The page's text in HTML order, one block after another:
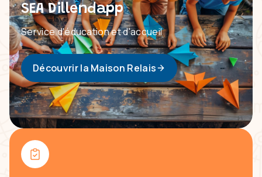
SEA Dillendapp
Service d'éducation et d'accueil
Découvrir la Maison Relais